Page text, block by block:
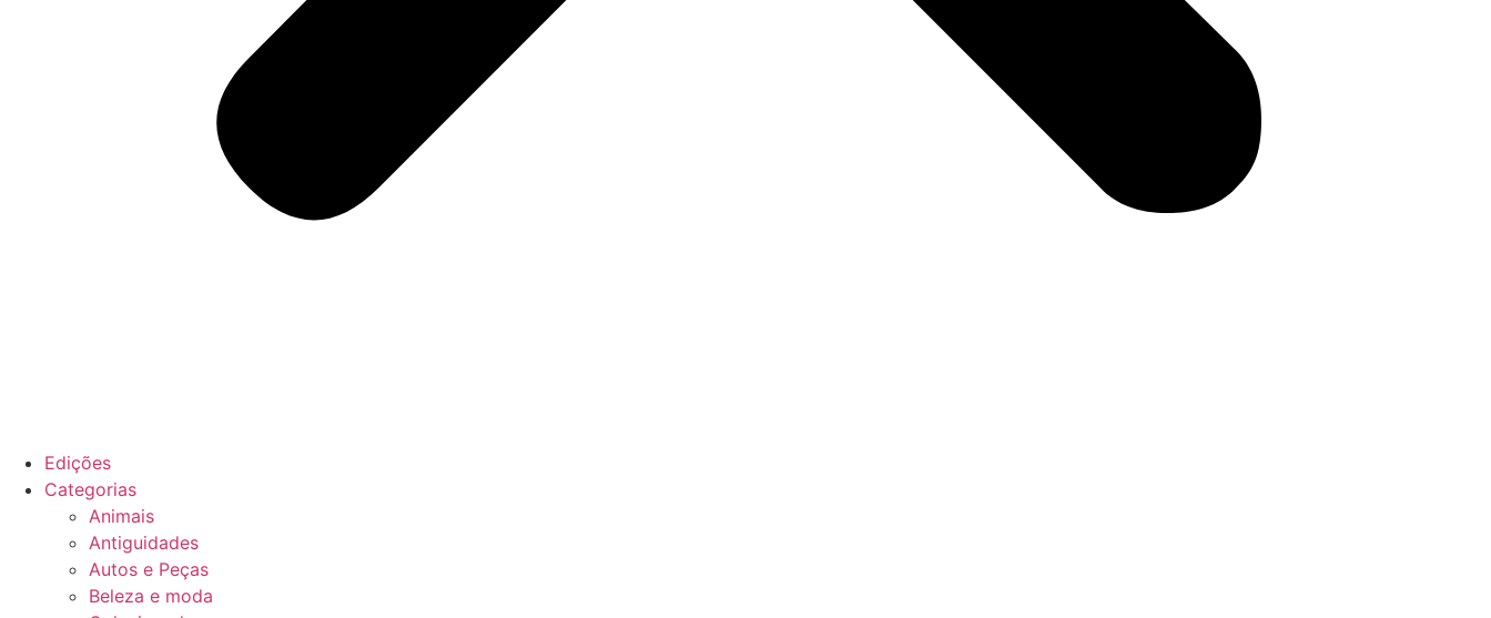
Edições
Categorias
Animais
Antiguidades
Autos e Peças
Beleza e moda